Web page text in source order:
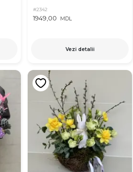
#2342
1949,00 MDL
Vezi detalii